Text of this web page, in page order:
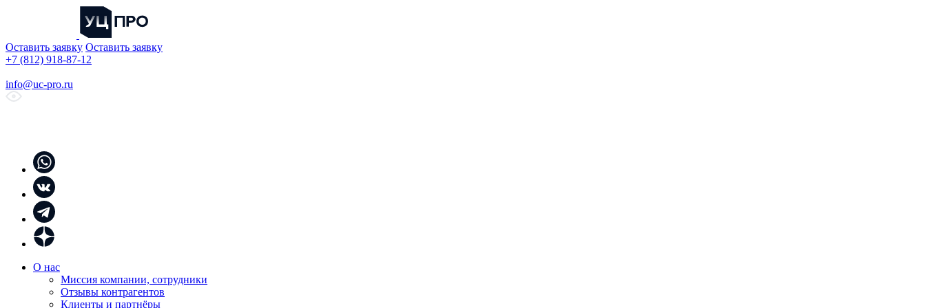
Оставить заявку Оставить заявку
+7 (812) 918-87-12
info@uc-pro.ru
О нас
Миссия компании, сотрудники
Отзывы контрагентов
Клиенты и партнёры